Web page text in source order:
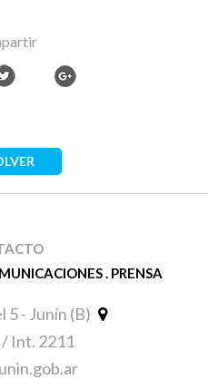
. PRENSA
5 - Junín (B)
Int. 2211